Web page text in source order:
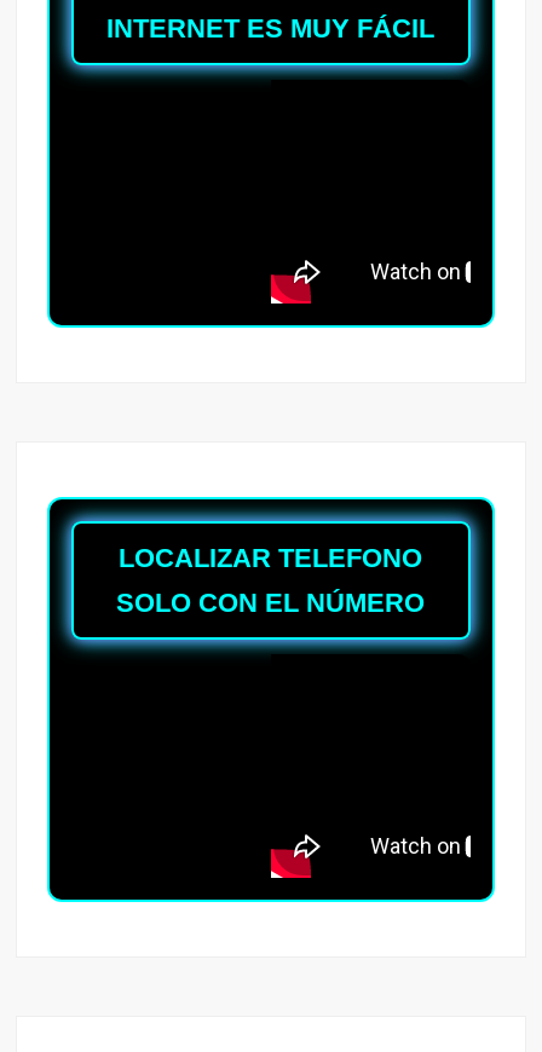
INTERNET ES MUY FÁCIL
LOCALIZAR TELEFONO
SOLO CON EL NÚMERO